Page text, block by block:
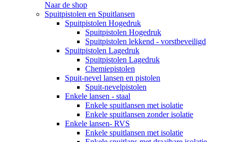
Naar de shop
Spuitpistolen en Spuitlansen
Spuitpistolen Hogedruk
Spuitpistolen Hogedruk
Spuitpistolen lekkend - vorstbeveiligd
Spuitpistolen Lagedruk
Spuitpistolen Lagedruk
Chemiepistolen
Spuit-nevel lansen en pistolen
Spuit-nevelpistolen
Enkele lansen - staal
Enkele spuitlansen met isolatie
Enkele spuitlansen zonder isolatie
Enkele lansen- RVS
Enkele spuitlansen met isolatie